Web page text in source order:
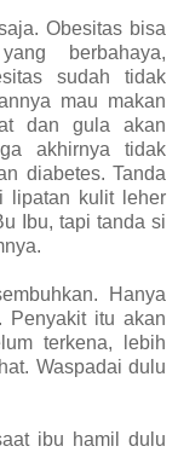
Obesitas bisa
berbahaya,
sudah tidak
mau makan
dan gula akan
akhirnya tidak
diabetes. Tanda
lipatan kulit leher
Ibu, tapi tanda si
Hanya
Penyakit itu akan
terkena, lebih
Waspadai dulu
ibu hamil dulu